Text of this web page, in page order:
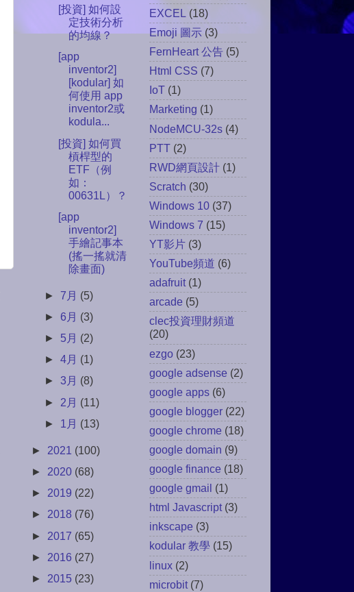
[投資] 如何設
定技術分析
的均線？
[app
inventor2]
[kodular] 如
何使用 app
inventor2或
kodula...
[投資] 如何買
槓桿型的
ETF（例
如：
00631L）？
[app
inventor2]
手繪記事本
(搖一搖就清
除畫面)
► 7月 (5)
► 6月 (3)
► 5月 (2)
►4月 (1)
►3月 (8)
► 2月 (11)
► 1月 (13)
► 2021 (100)
► 2020 (68)
► 2019 (22)
► 2018 (76)
► 2017 (65)
► 2016 (27)
► 2015 (23)
EXCEL (18)
Emoji 圖示 (3)
FernHeart 公告 (5)
Html CSS (7)
IoT (1)
Marketing (1)
NodeMCU-32s (4)
PTT (2)
RWD網頁設計 (1)
Scratch (30)
Windows 10 (37)
Windows 7 (15)
YT影片 (3)
YouTube頻道 (6)
adafruit (1)
arcade (5)
clec投資理財頻道
(20)
ezgo (23)
google adsense (2)
google apps (6)
google blogger (22)
google chrome (18)
google domain (9)
google finance (18)
google gmail (1)
html Javascript (3)
inkscape (3)
kodular 教學 (15)
linux (2)
microbit (7)